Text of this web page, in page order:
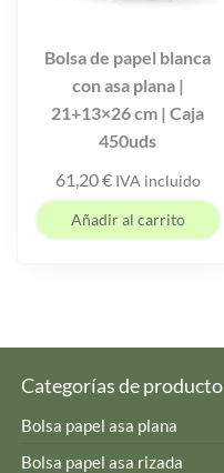
Bolsa de papel blanca
con asa plana |
21+13×26 cm | Caja
450uds
61,20€ IVA incluido
Añadir al carrito
Categorías de producto
Bolsa papel asa plana
Bolsa papel asa rizada